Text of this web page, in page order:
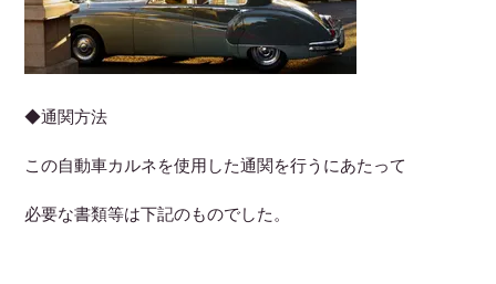
◆通関方法
この自動車カルネを使用した通関を行うにあたって
必要な書類等は下記のものでした。